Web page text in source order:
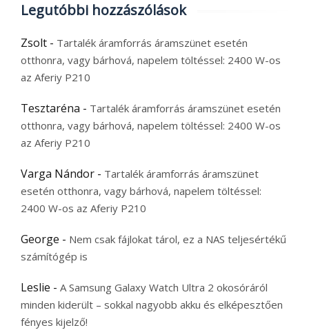
Legutóbbi hozzászólások
Zsolt - Tartalék áramforrás áramszünet esetén
otthonra, vagy bárhová, napelem töltéssel: 2400 W-os
az Aferiy P210
Tesztaréna - Tartalék áramforrás áramszünet esetén
otthonra, vagy bárhová, napelem töltéssel: 2400 W-os
az Aferiy P210
Varga Nándor - Tartalék áramforrás áramszünet
esetén otthonra, vagy bárhová, napelem töltéssel:
2400 W-os az Aferiy P210
George - Nem csak fájlokat tárol, ez a NAS teljesértékű
számítógép is
Leslie - A Samsung Galaxy Watch Ultra 2 okosóráról
minden kiderült – sokkal nagyobb akku és elképesztően
fényes kijelző!